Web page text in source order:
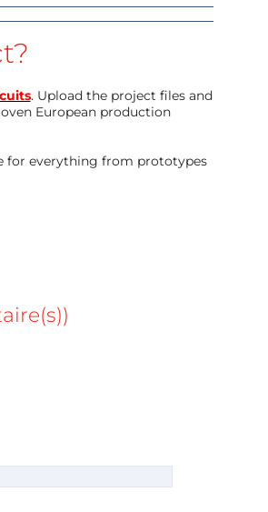
. Upload the project files and
European production
for everything from prototypes